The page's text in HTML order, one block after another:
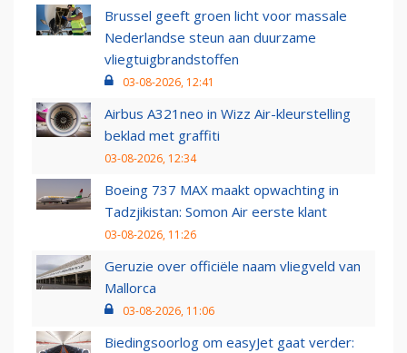
Brussel geeft groen licht voor massale
Nederlandse steun aan duurzame
vliegtuigbrandstoffen
03-08-2026, 12:41
Airbus A321neo in Wizz Air-kleurstelling
beklad met graffiti
03-08-2026, 12:34
Boeing 737 MAX maakt opwachting in
Tadzjikistan: Somon Air eerste klant
03-08-2026, 11:26
Geruzie over officiële naam vliegveld van
Mallorca
03-08-2026, 11:06
Biedingsoorlog om easyJet gaat verder: